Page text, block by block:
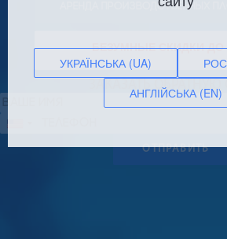
Аренда производственных
БЕЗУМНЫЕ СКИДКИ ДО
ЗАКАЗАТЬ ОБРАТНУЮ
ОТПРАВИТЬ
УКРАЇНСЬКА (UA)
АНГЛІЙСЬКА (EN)